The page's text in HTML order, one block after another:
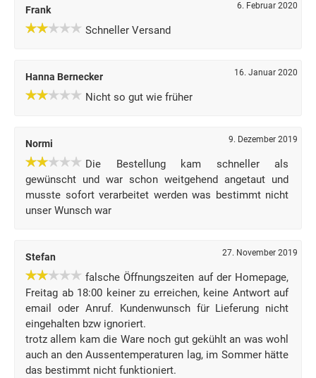
Frank 6. Februar 2020
Schneller Versand
Hanna Bernecker 16. Januar 2020
Nicht so gut wie früher
Normi 9. Dezember 2019
Die Bestellung kam schneller als
gewünscht und war schon weitgehend angetaut und
musste sofort verarbeitet werden was bestimmt nicht
unser Wunsch war
Stefan 27. November 2019
falsche Öffnungszeiten auf der Homepage,
Freitag ab 18:00 keiner zu erreichen, keine Antwort auf
email oder Anruf. Kundenwunsch für Lieferung nicht
eingehalten bzw ignoriert.
trotz allem kam die Ware noch gut gekühlt an was wohl
auch an den Aussentemperaturen lag, im Sommer hätte
das bestimmt nicht funktioniert.